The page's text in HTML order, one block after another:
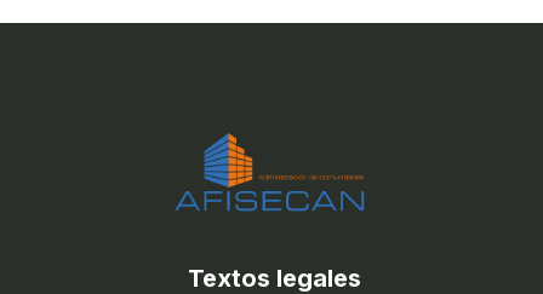
Textos legales